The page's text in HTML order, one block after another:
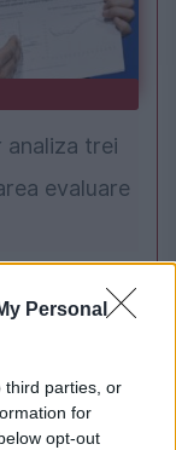
Personal
third parties, or
for
opt-out
analiza trei
evaluare